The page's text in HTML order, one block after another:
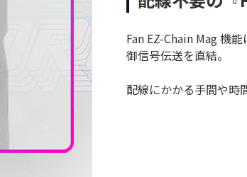
Fan EZ-Chain Mag 機
御信号伝送を直結。
配線にかかる手間や時